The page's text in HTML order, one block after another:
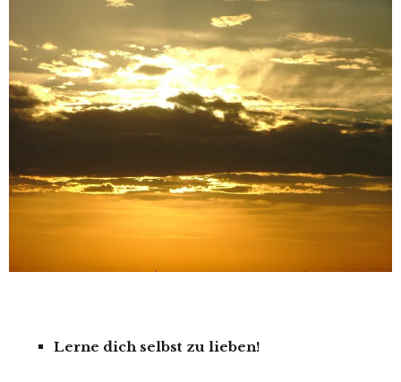
Lerne dich selbst zu lieben!